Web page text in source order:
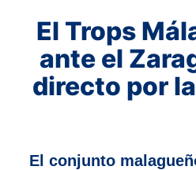
El Trops
ante el
directo por
El conjunto